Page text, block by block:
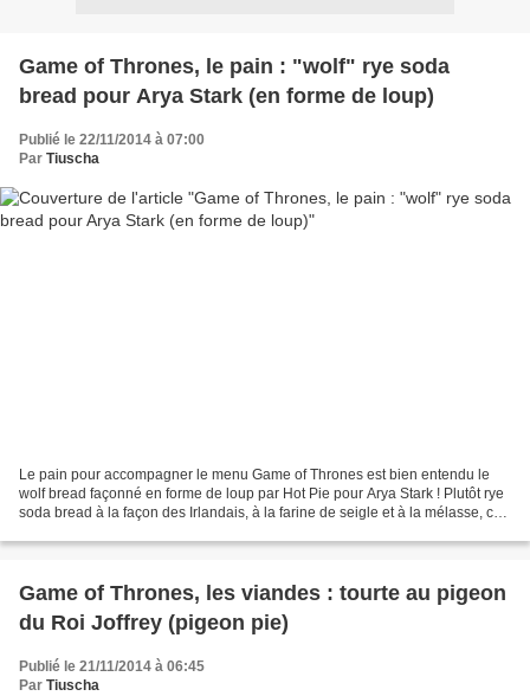
Game of Thrones, le pain : "wolf" rye soda
bread pour Arya Stark (en forme de loup)
Publié le 22/11/2014 à 07:00
Par Tiuscha
Le pain pour accompagner le menu Game of Thrones est bien entendu le
wolf bread façonné en forme de loup par Hot Pie pour Arya Stark ! Plutôt rye
soda bread à la façon des Irlandais, à la farine de seigle et à la mélasse, ce
Game of Thrones, les viandes : tourte au pigeon
du Roi Joffrey (pigeon pie)
Publié le 21/11/2014 à 06:45
Par Tiuscha